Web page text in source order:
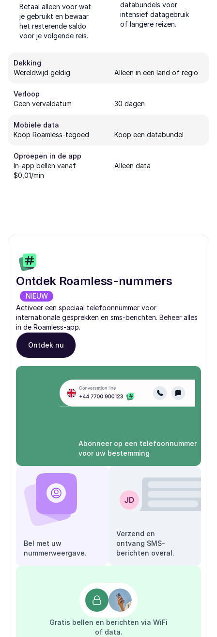
Betaal alleen voor wat
je gebruikt en bewaar
het resterende saldo
voor je volgende reis.
databundels voor
intensief datagebruik
of langere reizen.
Dekking
Wereldwijd geldig
Alleen in een land of regio
Verloop
Geen vervaldatum
30 dagen
Mobiele data
Koop Roamless-tegoed
Koop een databundel
Oproepen in de app
In-app bellen vanaf
$0,01/min
Alleen data
Ontdek Roamless-nummers
NIEUW
Activeer een speciaal telefoonnummer voor
internationale gesprekken en sms-berichten. Beheer alles
in de Roamless-app.
Ontdek nu
Abonneer op een telefoonnummer
voor uw bestemming
Bel met uw
nummerweergave.
Verzend en
ontvang SMS-
berichten overal.
Gratis bellen en berichten via WiFi
of data.